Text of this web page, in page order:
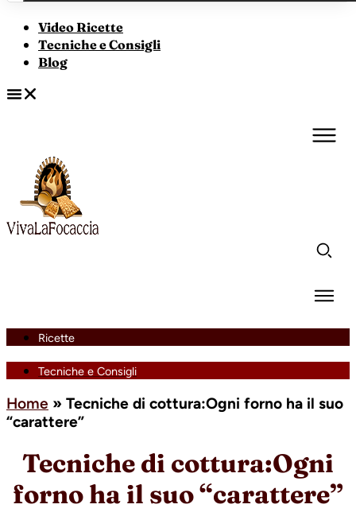
Video Ricette
Tecniche e Consigli
Blog
Ricette
Tecniche e Consigli
Home » Tecniche di cottura:Ogni forno ha il suo
“carattere”
Tecniche di cottura:Ogni
forno ha il suo “carattere”